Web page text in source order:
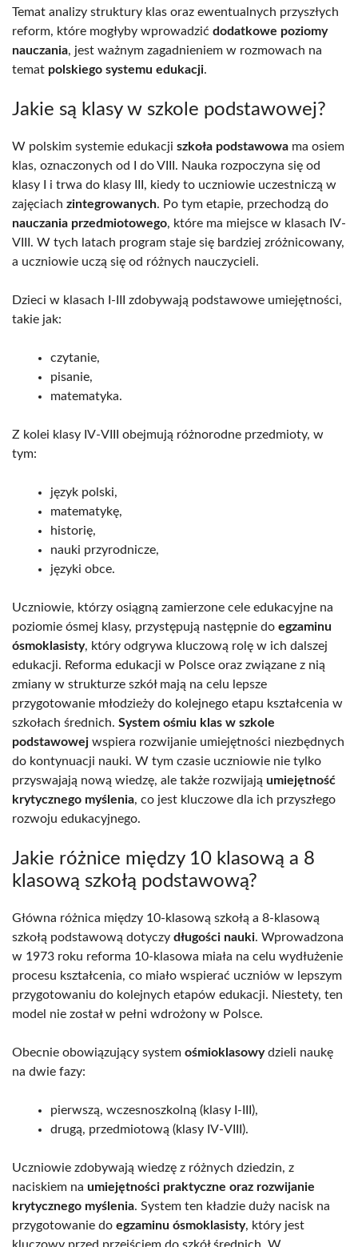
Temat analizy struktury klas oraz ewentualnych przyszłych
reform, które mogłyby wprowadzić dodatkowe poziomy
nauczania, jest ważnym zagadnieniem w rozmowach na
temat polskiego systemu edukacji.
Jakie są klasy w szkole podstawowej?
W polskim systemie edukacji szkoła podstawowa ma osiem
klas, oznaczonych od I do VIII. Nauka rozpoczyna się od
klasy I i trwa do klasy III, kiedy to uczniowie uczestniczą w
zajęciach zintegrowanych. Po tym etapie, przechodzą do
nauczania przedmiotowego, które ma miejsce w klasach IV-
VIII. W tych latach program staje się bardziej zróżnicowany,
a uczniowie uczą się od różnych nauczycieli.
Dzieci w klasach I-III zdobywają podstawowe umiejętności,
takie jak:
czytanie,
pisanie,
matematyka.
Z kolei klasy IV-VIII obejmują różnorodne przedmioty, w
tym:
język polski,
matematykę,
historię,
nauki przyrodnicze,
języki obce.
Uczniowie, którzy osiągną zamierzone cele edukacyjne na
poziomie ósmej klasy, przystępują następnie do egzaminu
ósmoklasisty, który odgrywa kluczową rolę w ich dalszej
edukacji. Reforma edukacji w Polsce oraz związane z nią
zmiany w strukturze szkół mają na celu lepsze
przygotowanie młodzieży do kolejnego etapu kształcenia w
szkołach średnich. System ośmiu klas w szkole
podstawowej wspiera rozwijanie umiejętności niezbędnych
do kontynuacji nauki. W tym czasie uczniowie nie tylko
przyswajają nową wiedzę, ale także rozwijają umiejętność
krytycznego myślenia, co jest kluczowe dla ich przyszłego
rozwoju edukacyjnego.
Jakie różnice między 10 klasową a 8
klasową szkołą podstawową?
Główna różnica między 10-klasową szkołą a 8-klasową
szkołą podstawową dotyczy długości nauki. Wprowadzona
w 1973 roku reforma 10-klasowa miała na celu wydłużenie
procesu kształcenia, co miało wspierać uczniów w lepszym
przygotowaniu do kolejnych etapów edukacji. Niestety, ten
model nie został w pełni wdrożony w Polsce.
Obecnie obowiązujący system ośmioklasowydzieli naukę
na dwie fazy:
pierwszą, wczesnoszkolną (klasy I-III),
drugą, przedmiotową (klasy IV-VIII).
Uczniowie zdobywają wiedzę z różnych dziedzin, z
naciskiem na umiejętności praktyczne oraz rozwijanie
krytycznego myślenia. System ten kładzie duży nacisk na
przygotowanie do egzaminu ósmoklasisty, który jest